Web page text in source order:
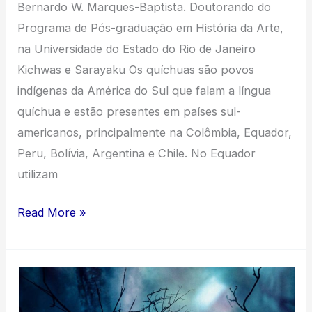
Bernardo W. Marques-Baptista. Doutorando do
Programa de Pós-graduação em História da Arte,
na Universidade do Estado do Rio de Janeiro
Kichwas e Sarayaku Os quíchuas são povos
indígenas da América do Sul que falam a língua
quíchua e estão presentes em países sul-
americanos, principalmente na Colômbia, Equador,
Peru, Bolívia, Argentina e Chile. No Equador
utilizam
Circulação
da
“caja”
Read More »